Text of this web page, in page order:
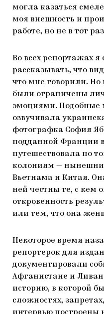
могла казаться
моя внешность и
работе, но не в тот
Во всех репортажах я
рассказывать, что
что мне говорили. Но
были ограничены
эмоциями. Подобные
озвучивала
фотографка София
подданной Франции в
путешествовала по
колониям —
Вьетнама и Китая.
ней честны те, с кем
откровенность
или тем, что она
Некоторое время
репортерок для
документировали
Афганистане и
историю, в которой
сложностях,